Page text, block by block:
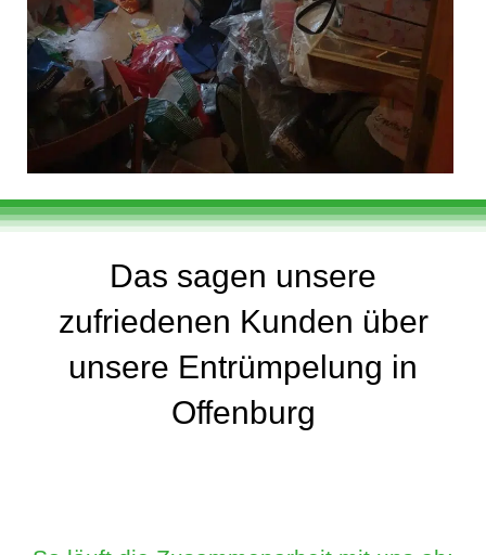
Das sagen unsere
zufriedenen Kunden über
unsere Entrümpelung in
Offenburg